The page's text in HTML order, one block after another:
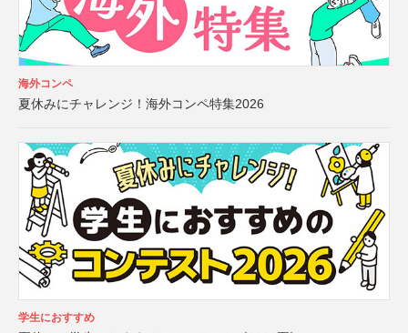
海外コンペ
夏休みにチャレンジ！海外コンペ特集2026
学生におすすめ